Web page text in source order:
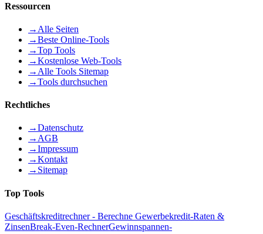
Ressourcen
→ Alle Seiten
→Beste Online-Tools
→Top Tools
→Kostenlose Web-Tools
→ Alle Tools Sitemap
→Tools durchsuchen
Rechtliches
→Datenschutz
→AGB
→Impressum
→Kontakt
→ Sitemap
Top Tools
Geschäftskreditrechner - Berechne Gewerbekredit-Raten &
ZinsenBreak-Even-RechnerGewinnspannen-